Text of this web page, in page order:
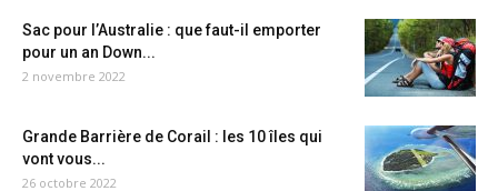
Sac pour l’Australie : que faut-il emporter
pour un an Down...
2 novembre 2022
Grande Barrière de Corail : les 10 îles qui
vont vous...
26 octobre 2022